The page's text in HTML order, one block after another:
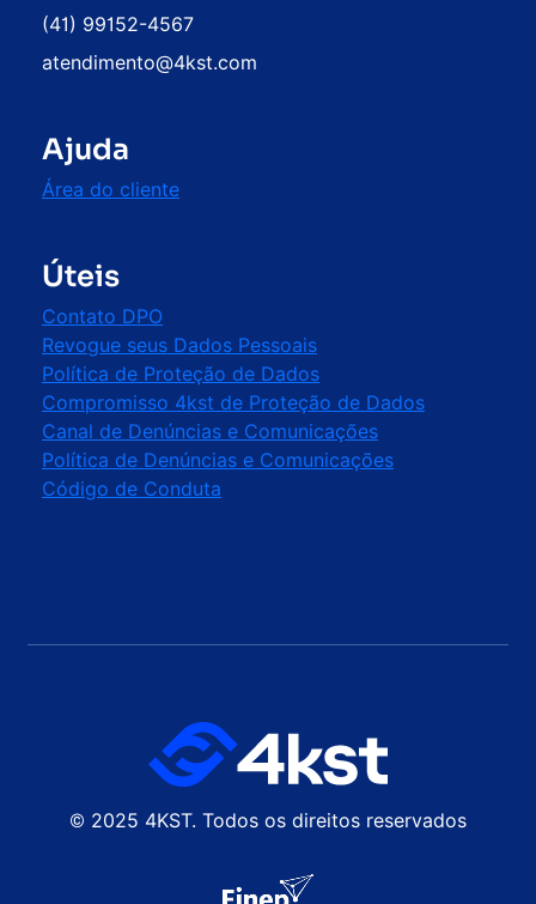
(41) 99152-4567
atendimento@4kst.com
Ajuda
Área do cliente
Úteis
Contato DPO
Revogue seus Dados Pessoais
⁠Política de Proteção de Dados
Compromisso 4kst de Proteção de Dados
Canal de Denúncias e Comunicações
Política de Denúncias e Comunicações
Código de Conduta
© 2025 4KST. Todos os direitos reservados